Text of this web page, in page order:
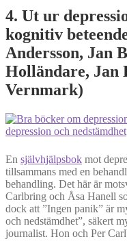
4. Ut ur
kognitiv
Andersson, Jan
Holländare, Jan
Vernmark)
En självhjälpsbok mot
tillsammans med en
behandling. Det här är
Carlbring och Åsa Hanell
dock att ”Ingen panik” är
och nedstämdhet”, säkert
journalist. Hon och Per